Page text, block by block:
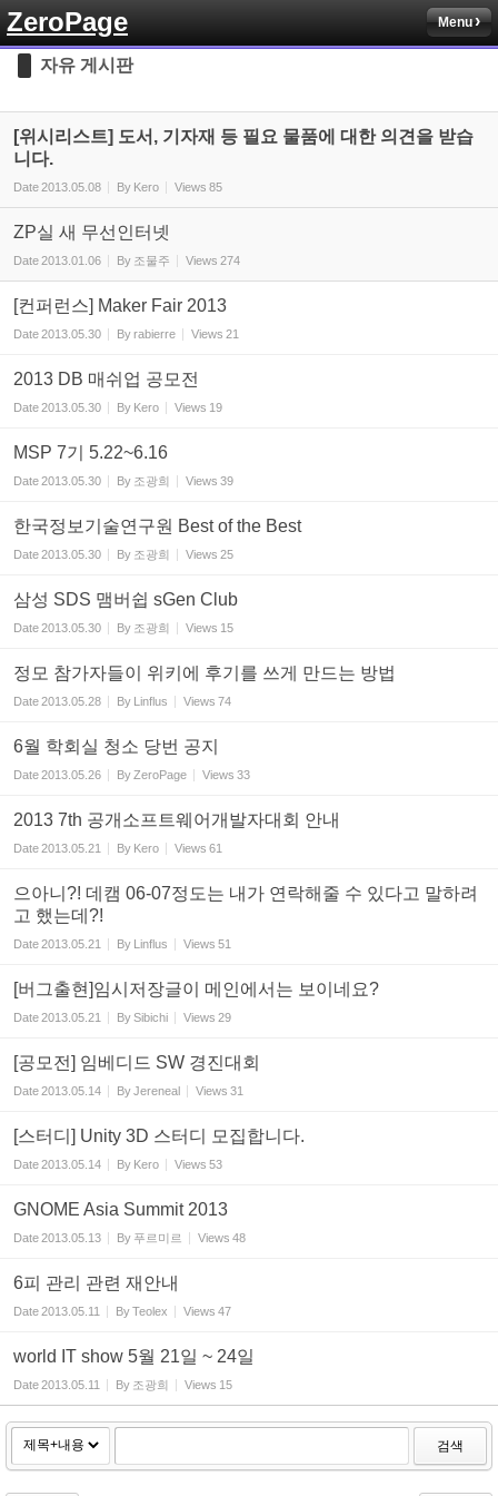
ZeroPage Menu
자유 게시판
[위시리스트] 도서, 기자재 등 필요 물품에 대한 의견을 받습
니다.
Date2013.05.08 By Kero Views 85
ZP실 새 무선인터넷
Date2013.01.06 By 조물주 Views 274
[컨퍼런스] Maker Fair 2013
Date2013.05.30 Byrabierre Views 21
2013 DB 매쉬업 공모전
Date2013.05.30 By Kero Views 19
MSP 7기 5.22~6.16
Date2013.05.30 By 조광희 Views 39
한국정보기술연구원 Best of the Best
Date2013.05.30 By 조광희 Views 25
삼성 SDS 맴버쉽 sGen Club
Date2013.05.30 By 조광희 Views 15
정모 참가자들이 위키에 후기를 쓰게 만드는 방법
Date2013.05.28 By Linflus Views 74
6월 학회실 청소 당번 공지
Date2013.05.26 By ZeroPage Views 33
2013 7th 공개소프트웨어개발자대회 안내
Date2013.05.21 By Kero Views 61
으아니?! 데캠 06-07정도는 내가 연락해줄 수 있다고 말하려
고 했는데?!
Date2013.05.21 By Linflus Views 51
[버그출현]임시저장글이 메인에서는 보이네요?
Date2013.05.21 BySibichi Views 29
[공모전] 임베디드 SW 경진대회
Date2013.05.14 ByJereneal Views 31
[스터디] Unity 3D 스터디 모집합니다.
Date2013.05.14 By Kero Views 53
GNOME Asia Summit 2013
Date2013.05.13 By 푸르미르 Views 48
6피 관리 관련 재안내
Date2013.05.11 ByTeolex Views 47
world IT show 5월 21일 ~ 24일
Date2013.05.11 By 조광희 Views 15
검색
Sketchbook5, 스케치북5
Sketchbook5, 스케치북5